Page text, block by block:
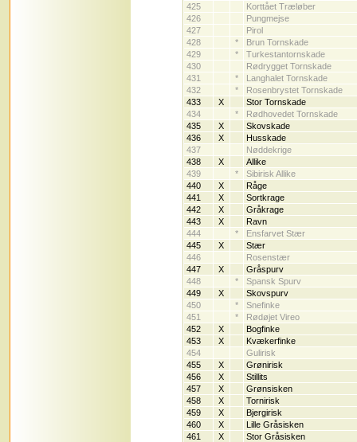
425
Korttået Træløber
426
Pungmejse
427
Pirol
428
*
Brun Tornskade
429
*
Turkestantornskade
430
Rødrygget Tornskade
431
*
Langhalet Tornskade
432
*
Rosenbrystet Tornskade
433
X
Stor Tornskade
434
*
Rødhovedet Tornskade
435
X
Skovskade
436
X
Husskade
437
Nøddekrige
438
X
Allike
439
*
Sibirisk Allike
440
X
Råge
441
X
Sortkrage
442
X
Gråkrage
443
X
Ravn
444
*
Ensfarvet Stær
445
X
Stær
446
Rosenstær
447
X
Gråspurv
448
*
Spansk Spurv
449
X
Skovspurv
450
*
Snefinke
451
*
Rødøjet Vireo
452
X
Bogfinke
453
X
Kvækerfinke
454
Gulirisk
455
X
Grønirisk
456
X
Stillits
457
X
Grønsisken
458
X
Tornirisk
459
X
Bjergirisk
460
X
Lille Gråsisken
461
X
Stor Gråsisken